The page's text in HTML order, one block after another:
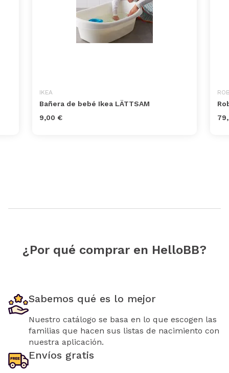
IKEA
Bañera de bebé Ikea LÄTTSAM
9,00 €
¿Por qué comprar en HelloBB?
Sabemos qué es lo mejor
Nuestro catálogo se basa en lo que escogen las
familias que hacen sus listas de nacimiento con
nuestra aplicación.
Envíos gratis